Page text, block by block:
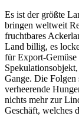
Es ist der größte
bringen weltweit
fruchtbares
Land billig, es
für Export-
Gange. Die Folgen
verheerende
nichts mehr zur
Geschäft, welches